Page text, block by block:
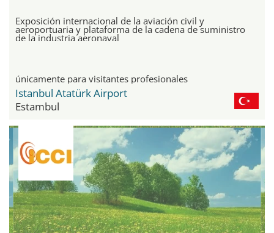
Exposición internacional de la aviación civil y
aeroportuaria y plataforma de la cadena de suministro
de la industria aeronaval
únicamente para visitantes profesionales
Istanbul Atatürk Airport
Estambul